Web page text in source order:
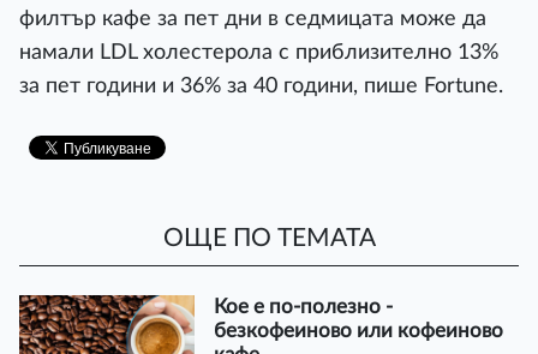
филтър кафе за пет дни в седмицата може да
намали LDL холестерола с приблизително 13%
за пет години и 36% за 40 години, пише Fortune.
ОЩЕ ПО ТЕМАТА
Кое е по-полезно -
безкофеиново или кофеиново